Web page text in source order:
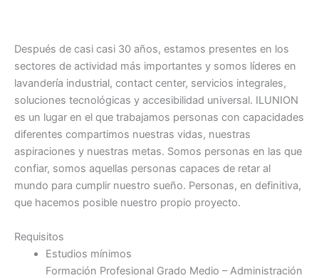
Después de casi casi 30 años, estamos presentes en los
sectores de actividad más importantes y somos líderes en
lavandería industrial, contact center, servicios integrales,
soluciones tecnológicas y accesibilidad universal. ILUNION
es un lugar en el que trabajamos personas con capacidades
diferentes compartimos nuestras vidas, nuestras
aspiraciones y nuestras metas. Somos personas en las que
confiar, somos aquellas personas capaces de retar al
mundo para cumplir nuestro sueño. Personas, en definitiva,
que hacemos posible nuestro propio proyecto.
Requisitos
Estudios mínimos
Formación Profesional Grado Medio – Administración